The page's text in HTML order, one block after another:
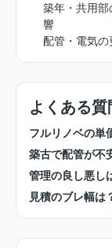
築年・共用
響
配管・電気
よくある質
フルリノベの単
築古で配管が不
管理の良し悪し
見積のブレ幅は